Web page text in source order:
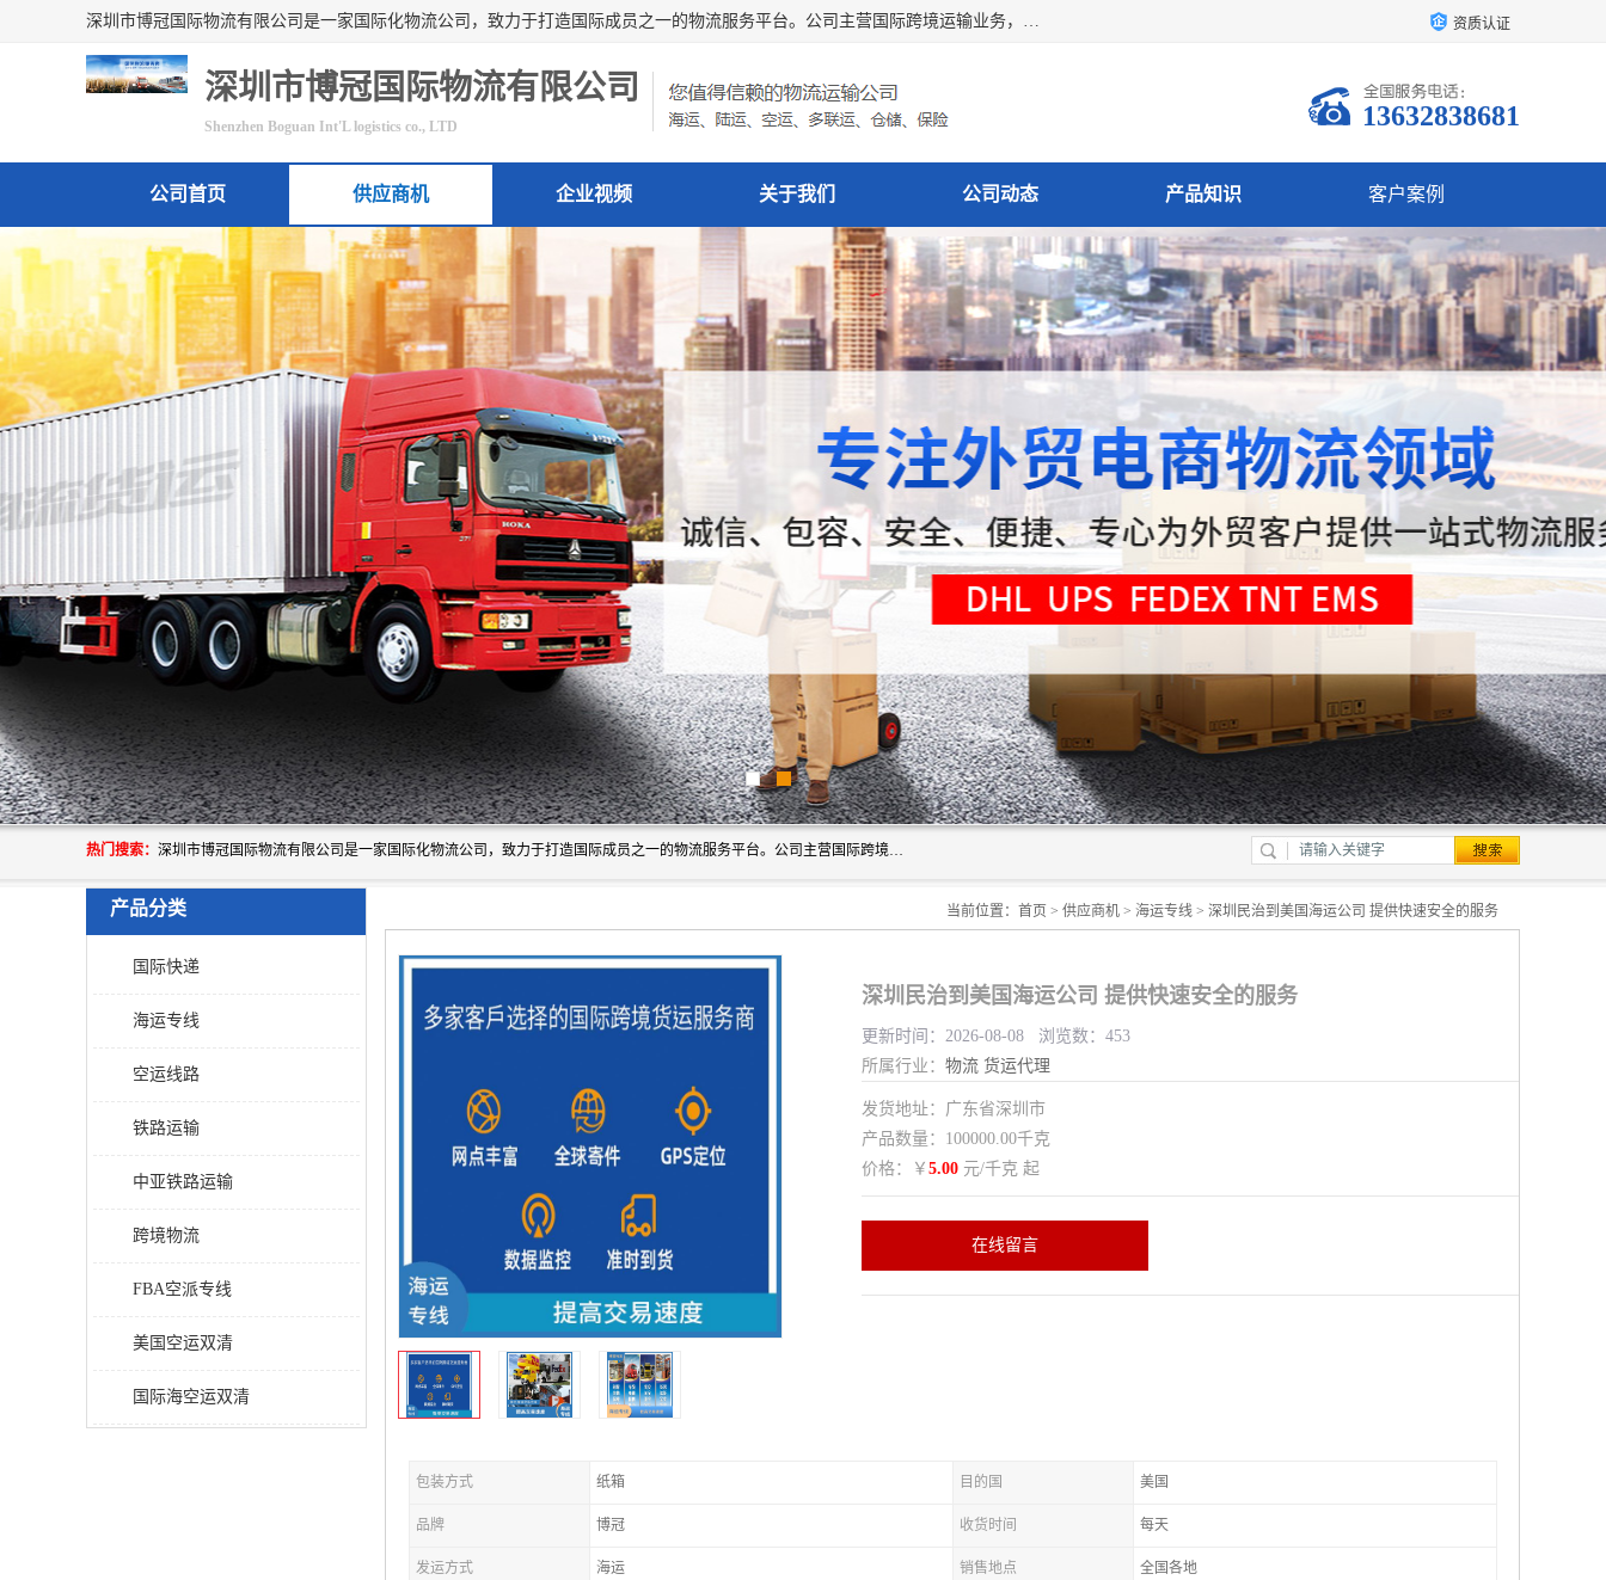
深圳市博冠国际物流有限公司是一家国际化物流公司，致力于打造国际成员之一的物流服务平台。公司主营国际跨境运输业务，提供国际快递、FBA空派专线、国际海空运、国际空运专线、中欧铁路运输等国际海空运、国际快递、国际铁路运输及跨境专线物流等各类进出口运输方面的业务。 资质认证
深圳市博冠国际物流有限公司
Shenzhen Boguan Int'L logistics co., LTD 13632838681
公司首页 供应商机 企业视频 关于我们 公司动态 产品知识 客户案例
联系方式
热门搜索： 深圳市博冠国际物流有限公司是一家国际化物流公司，致力于打造国际成员之一的物流服务平台。公司主营国际跨境运输业务，提供国际快递、FBA空派专线、国际海空运、国际空运专线、中欧铁路运输等国际海空运、国际快递、国际铁路运输及跨境专线物流等各类进出口运输方面的业务。
产品分类
国际快递
海运专线
空运线路
铁路运输
中亚铁路运输
跨境物流
FBA空派专线
美国空运双清
国际海空运双清
当前位置： 首页 > 供应商机 > 海运专线 > 深圳民治到美国海运公司 提供快速安全的服务
深圳民治到美国海运公司 提供快速安全的服务
更新时间：2026-08-08 浏览数：453
所属行业： 物流 货运代理
发货地址：广东省深圳市
产品数量：100000.00千克
价格：￥ 5.00 元/千克 起
在线留言
包装方式 纸箱 目的国 美国
品牌 博冠 收货时间 每天
发运方式 海运 销售地点 全国各地